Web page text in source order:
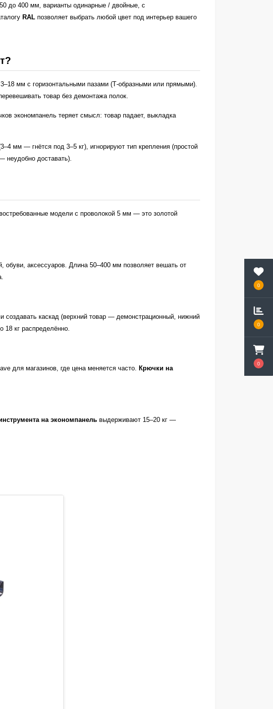
0
0
0
до 400 мм, варианты одинарные / двойные, с
RAL позволяет выбрать любой цвет под интерьер вашего
мм с горизонтальными пазами (Т-образными или прямыми).
товар без демонтажа полок.
экономпанель теряет смысл: товар падает, выкладка
мм — гнётся под 3–5 кг), игнорируют тип крепления (простой
неудобно доставать).
модели с проволокой 5 мм — это золотой
обуви, аксессуаров. Длина 50–400 мм позволяет вешать от
каскад (верхний товар — демонстрационный, нижний
кг распределённо.
для магазинов, где цена меняется часто. Крючки на
на экономпанель выдерживают 15–20 кг —